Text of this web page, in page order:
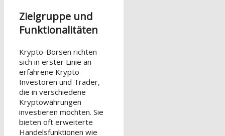
Zielgruppe und
Funktionalitäten
Krypto-Börsen richten
sich in erster Linie an
erfahrene Krypto-
Investoren und Trader,
die in verschiedene
Kryptowährungen
investieren möchten. Sie
bieten oft erweiterte
Handelsfunktionen wie